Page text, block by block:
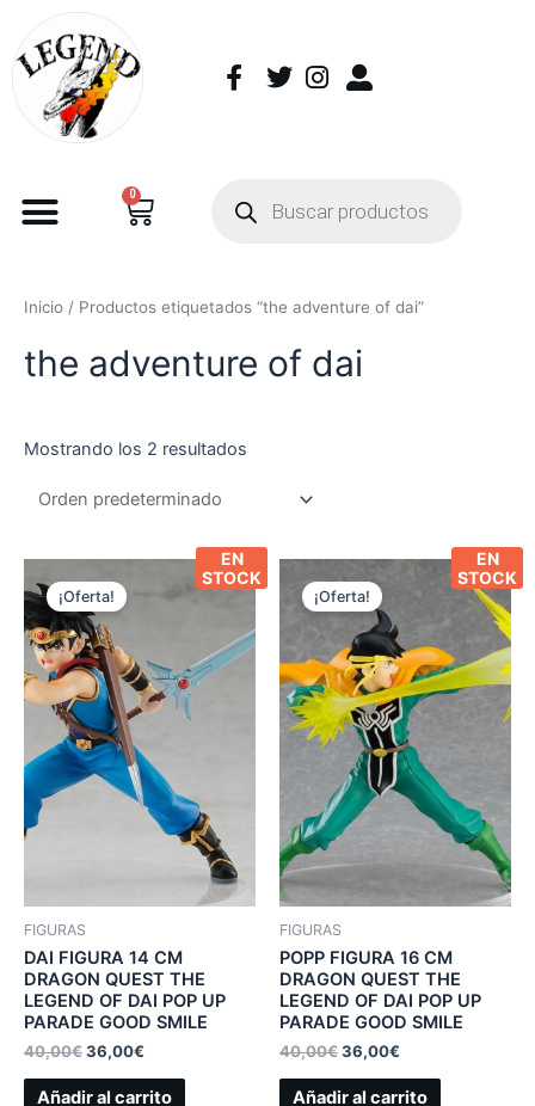
0
Inicio / Productos etiquetados “the adventure of dai”
the adventure of dai
Mostrando los 2 resultados
EN
STOCK
¡Oferta!
FIGURAS
DAI FIGURA 14 CM
DRAGON QUEST THE
LEGEND OF DAI POP UP
PARADE GOOD SMILE
40,00€36,00€
Añadir al carrito
EN
STOCK
¡Oferta!
FIGURAS
POPP FIGURA 16 CM
DRAGON QUEST THE
LEGEND OF DAI POP UP
PARADE GOOD SMILE
40,00€36,00€
Añadir al carrito